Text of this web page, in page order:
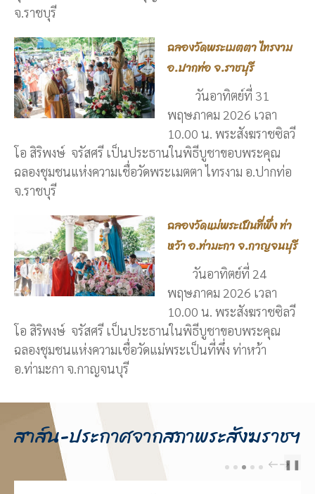
จ.ราชบุรี
ฉลองวัดพระเมตตา ไทรงาม
อ.ปากท่อ จ.ราชบุรี
วันอาทิตย์ที่ 31
พฤษภาคม 2026 เวลา
10.00 น. พระสังฆราชซิลวี
โอ สิริพงษ์ จรัสศรี เป็นประธานในพิธีบูชาขอบพระคุณ
ฉลองชุมชนแห่งความเชื่อวัดพระเมตตา ไทรงาม อ.ปากท่อ
จ.ราชบุรี
ฉลองวัดแม่พระเป็นที่พึ่ง ท่า
หว้า อ.ท่ามะกา จ.กาญจนบุรี
วันอาทิตย์ที่ 24
พฤษภาคม 2026 เวลา
10.00 น. พระสังฆราชซิลวี
โอ สิริพงษ์ จรัสศรี เป็นประธานในพิธีบูชาขอบพระคุณ
ฉลองชุมชนแห่งความเชื่อวัดแม่พระเป็นที่พึ่ง ท่าหว้า
อ.ท่ามะกา จ.กาญจนบุรี
สาส์น-ประกาศจากสภาพระสังฆราชฯ
PREVNEXT
❚❚